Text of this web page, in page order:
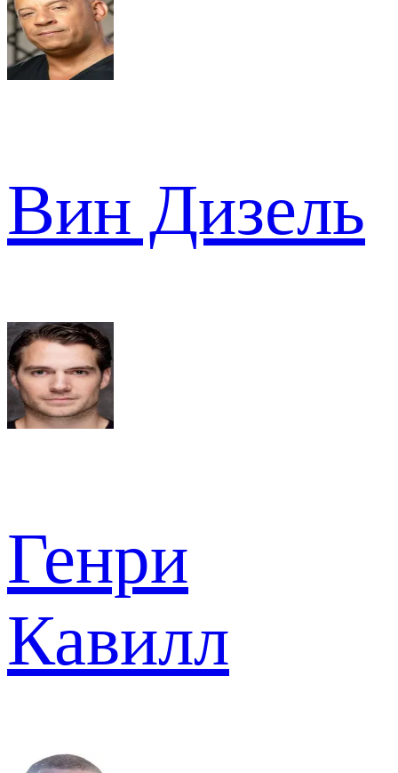
Вин Дизель
Генри
Кавилл